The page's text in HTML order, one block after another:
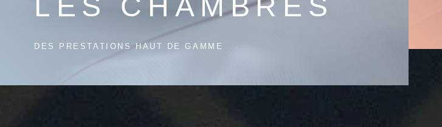
DES PRESTATIONS HAUT DE GAMME